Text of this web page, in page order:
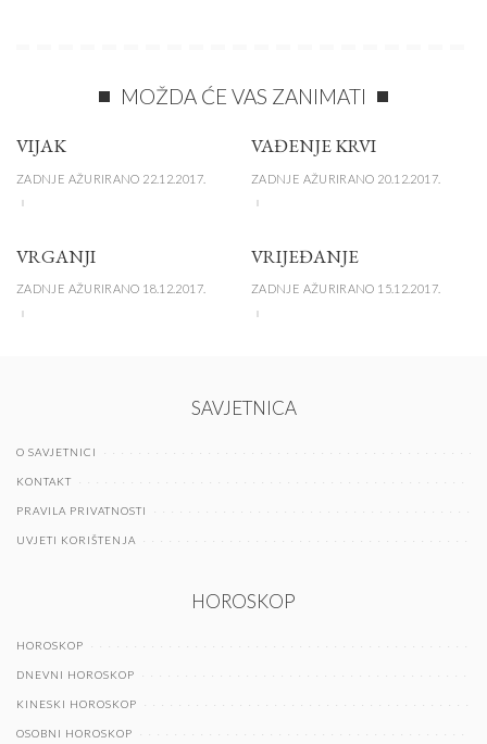
MOŽDA ĆE VAS ZANIMATI
VIJAK
ZADNJE AŽURIRANO 22.12.2017.
VAĐENJE KRVI
ZADNJE AŽURIRANO 20.12.2017.
VRGANJI
ZADNJE AŽURIRANO 18.12.2017.
VRIJEĐANJE
ZADNJE AŽURIRANO 15.12.2017.
SAVJETNICA
O SAVJETNICI
KONTAKT
PRAVILA PRIVATNOSTI
UVJETI KORIŠTENJA
HOROSKOP
HOROSKOP
DNEVNI HOROSKOP
KINESKI HOROSKOP
OSOBNI HOROSKOP